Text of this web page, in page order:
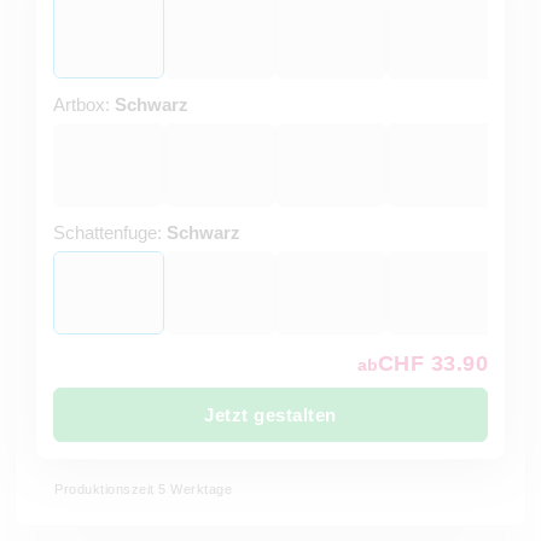
Artbox: Schwarz
Schattenfuge: Schwarz
abCHF 33.90
Jetzt gestalten
Produktionszeit 5 Werktage